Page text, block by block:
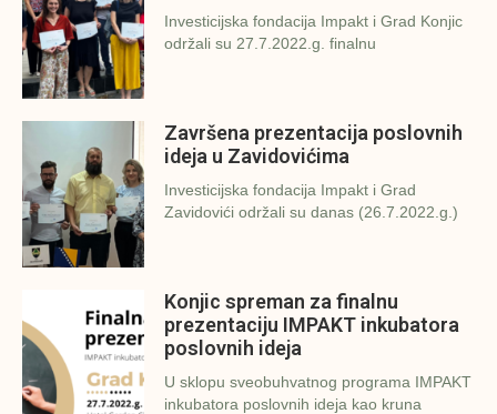
Investicijska fondacija Impakt i Grad Konjic
održali su 27.7.2022.g. finalnu
Završena prezentacija poslovnih
ideja u Zavidovićima
Investicijska fondacija Impakt i Grad
Zavidovići održali su danas (26.7.2022.g.)
Konjic spreman za finalnu
prezentaciju IMPAKT inkubatora
poslovnih ideja
U sklopu sveobuhvatnog programa IMPAKT
inkubatora poslovnih ideja kao kruna